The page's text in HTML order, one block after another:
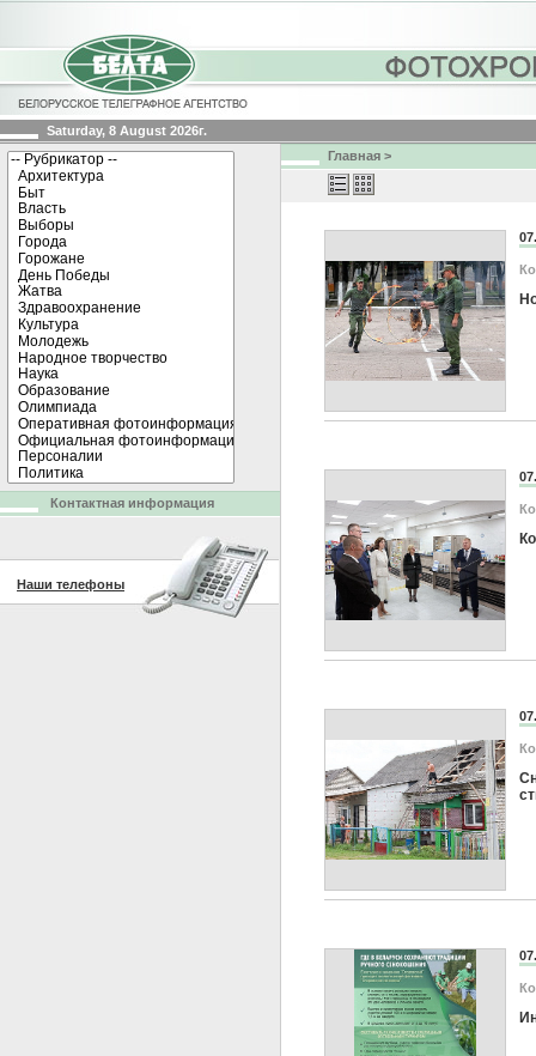
Saturday, 8 August 2026г.
Главная >
Контактная информация
Наши телефоны